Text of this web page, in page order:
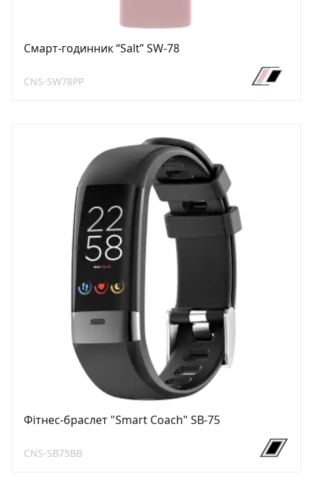
Смарт-годинник “Salt” SW-78
CNS-SW78PP
Фітнес-браслет "Smart Coach" SB-75
CNS-SB75BB